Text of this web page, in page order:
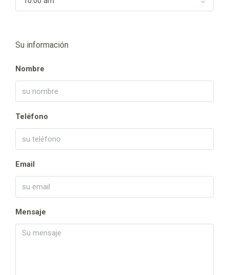
Su información
Nombre
Teléfono
Email
Mensaje